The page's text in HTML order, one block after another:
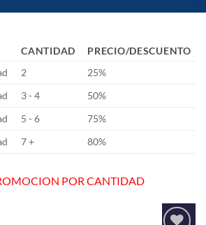
CANTIDAD
PRECIO/DESCUENTO
2
25%
3 - 4
50%
5 - 6
75%
7 + 80%
POR CANTIDAD